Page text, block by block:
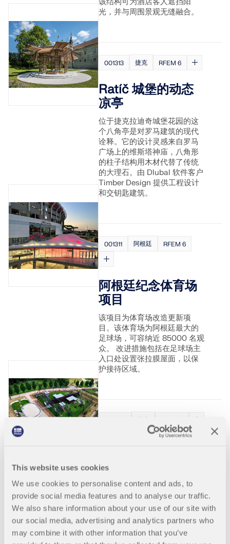
This website uses cookies
We use cookies to personalise content and ads, to
provide social media features and to analyse our traffic.
We also share information about your use of our site with
our social media, advertising and analytics partners who
may combine it with other information that you’ve
了解更多
Dlubal 在线服务提供分区地图，可快速确定雪荷载、风
速和地震数据。
检查荷载区域
旧版产品
光，并与周围景观无缝融合。
001313 捷克 RFEM 6
Ratíč 城堡的动态
凉亭
位于捷克拉迪奇城堡花园的这
个八角亭是对罗马建筑的现代
诠释。它的设计灵感来自罗马
广场上的维斯塔神庙，八角形
的柱子结构用木材代替了传统
的大理石。由 Dlubal 软件客户
Timber Design 提供工程设计
和交钥匙建筑。
001311 阿根廷 RFEM 6
阿根廷纪念体育场
项目
该项目为体育场改造更新项
目。该体育场为阿根廷最大的
足球场，可容纳近 85000 名观
众。 改进措施包括在足球场主
入口处设置张拉膜屋面，以保
护接待区域。
捷克
动物园 CITES 救援
中心展馆
12号 2024年6月1日，国家没收
的欧洲保护中心喜冷食肉动物
新馆在布拉格动物园举行了开
馆仪式。 该凉亭是捷克第一个
达到这种质量的凉亭。